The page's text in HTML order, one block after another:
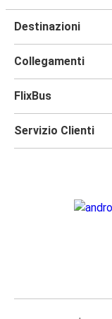
Destinazioni
Collegamenti
FlixBus
Servizio Clienti